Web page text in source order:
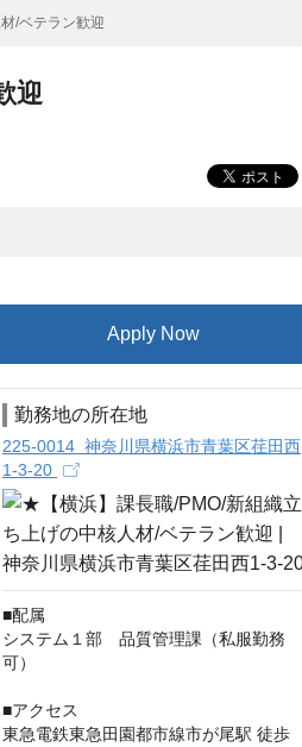
/ベテラン歓迎
迎
Apply Now
勤務地の所在地
225-0014 神奈川県横浜市青葉区荏田西
1-3-20
■配属
システム１部　品質管理課（私服勤務
可）
■アクセス
東急電鉄東急田園都市線市が尾駅 徒歩